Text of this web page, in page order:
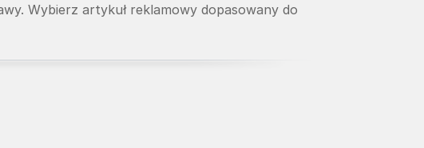
Wybierz artykuł reklamowy dopasowany do